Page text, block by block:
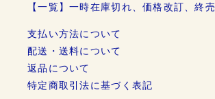
【一覧】一時在庫切れ、価格改訂、終売
支払い方法について
配送・送料について
返品について
特定商取引法に基づく表記